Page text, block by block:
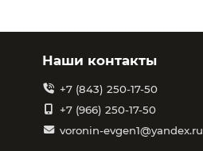
Наши контакты
+7 (843) 250-17-50
+7 (966) 250-17-50
voronin-evgen1@yandex.ru